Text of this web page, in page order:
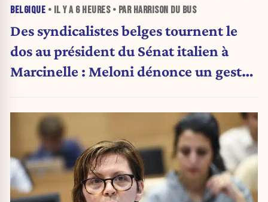
BELGIQUE • IL Y A 6 HEURES• PAR HARRISON DU BUS
Des syndicalistes belges tournent le
dos au président du Sénat italien à
Marcinelle : Meloni dénonce un geste